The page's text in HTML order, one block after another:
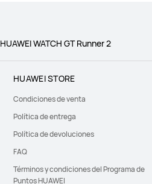
HUAWEI WATCH GT Runner 2
HUAWEI STORE
Condiciones de venta
Política de entrega
Política de devoluciones
FAQ
Términos y condiciones del Programa de
Puntos HUAWEI